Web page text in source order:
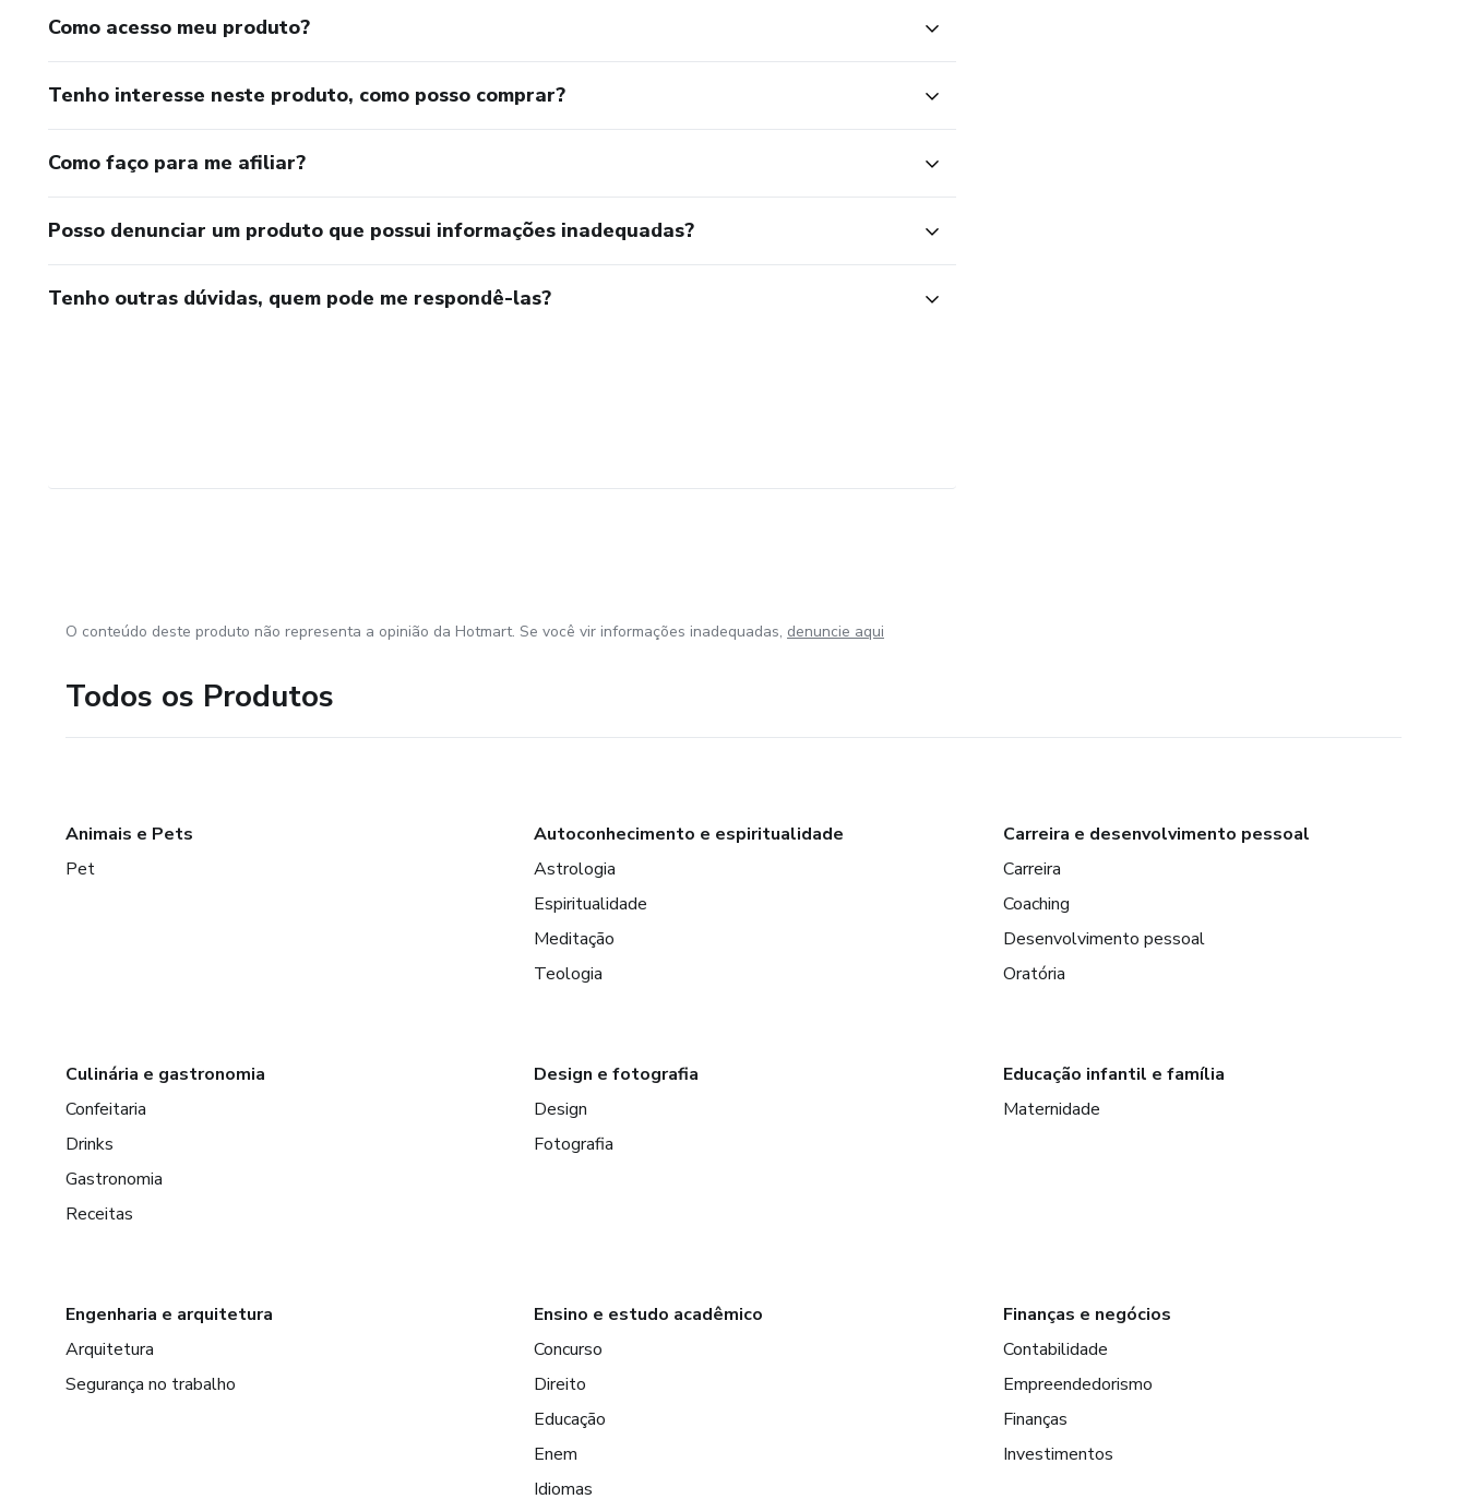
Como acesso meu produto?
Tenho interesse neste produto, como posso comprar?
Como faço para me afiliar?
Posso denunciar um produto que possui informações inadequadas?
Tenho outras dúvidas, quem pode me respondê-las?
O conteúdo deste produto não representa a opinião da Hotmart. Se você vir informações inadequadas, denuncie aqui
Todos os Produtos
Animais e Pets
Pet
Autoconhecimento e espiritualidade
Astrologia
Espiritualidade
Meditação
Teologia
Carreira e desenvolvimento pessoal
Carreira
Coaching
Desenvolvimento pessoal
Oratória
Culinária e gastronomia
Confeitaria
Drinks
Gastronomia
Receitas
Design e fotografia
Design
Fotografia
Educação infantil e família
Maternidade
Engenharia e arquitetura
Arquitetura
Segurança no trabalho
Ensino e estudo acadêmico
Concurso
Direito
Educação
Enem
Idiomas
Finanças e negócios
Contabilidade
Empreendedorismo
Finanças
Investimentos